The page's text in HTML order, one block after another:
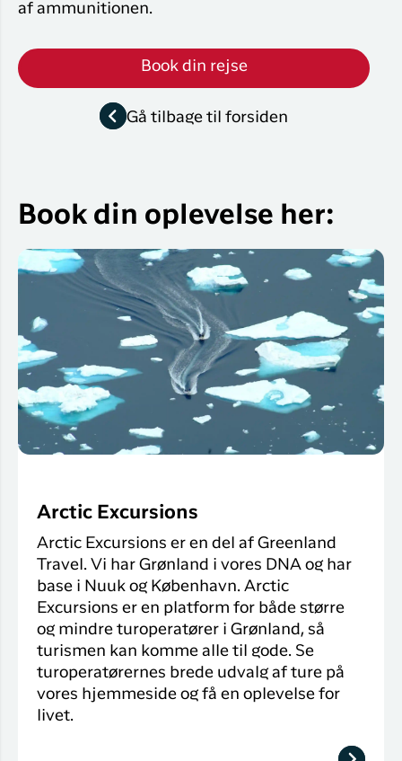
af ammunitionen.
Gå tilbage til forsiden
Book din rejse
Book din oplevelse her:
Arctic Excursions
Arctic Excursions er en del af Greenland
Travel. Vi har Grønland i vores DNA og har
base i Nuuk og København. Arctic
Excursions er en platform for både større
og mindre turoperatører i Grønland, så
turismen kan komme alle til gode. Se
turoperatørernes brede udvalg af ture på
vores hjemmeside og få en oplevelse for
livet.